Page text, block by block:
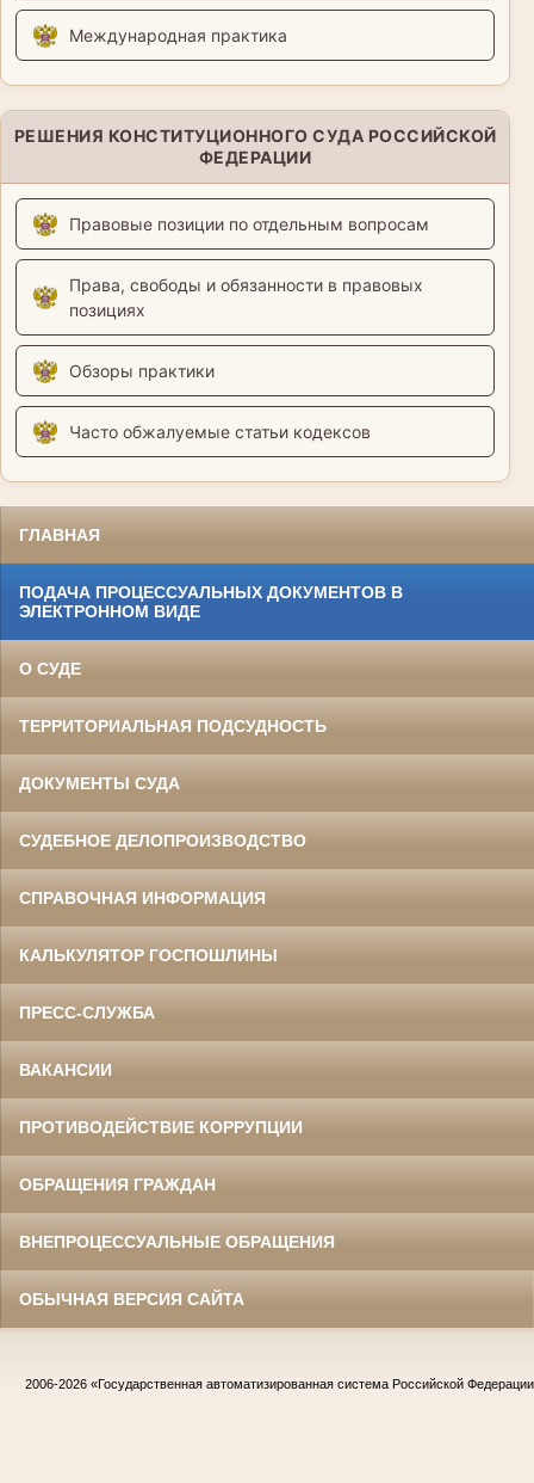
Международная практика
РЕШЕНИЯ КОНСТИТУЦИОННОГО СУДА РОССИЙСКОЙ
ФЕДЕРАЦИИ
Правовые позиции по отдельным вопросам
Права, свободы и обязанности в правовых
позициях
Обзоры практики
Часто обжалуемые статьи кодексов
ГЛАВНАЯ
ПОДАЧА ПРОЦЕССУАЛЬНЫХ ДОКУМЕНТОВ В
ЭЛЕКТРОННОМ ВИДЕ
О СУДЕ
ТЕРРИТОРИАЛЬНАЯ ПОДСУДНОСТЬ
ДОКУМЕНТЫ СУДА
СУДЕБНОЕ ДЕЛОПРОИЗВОДСТВО
СПРАВОЧНАЯ ИНФОРМАЦИЯ
КАЛЬКУЛЯТОР ГОСПОШЛИНЫ
ПРЕСС-СЛУЖБА
ВАКАНСИИ
ПРОТИВОДЕЙСТВИЕ КОРРУПЦИИ
ОБРАЩЕНИЯ ГРАЖДАН
ВНЕПРОЦЕССУАЛЬНЫЕ ОБРАЩЕНИЯ
ОБЫЧНАЯ ВЕРСИЯ САЙТА
2006-2026 «Государственная автоматизированная система Российской